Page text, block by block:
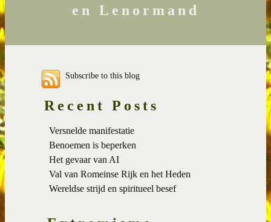
en Lenormand
Subscribe to this blog
Recent Posts
Versnelde manifestatie
Benoemen is beperken
Het gevaar van AI
Val van Romeinse Rijk en het Heden
Wereldse strijd en spiritueel besef